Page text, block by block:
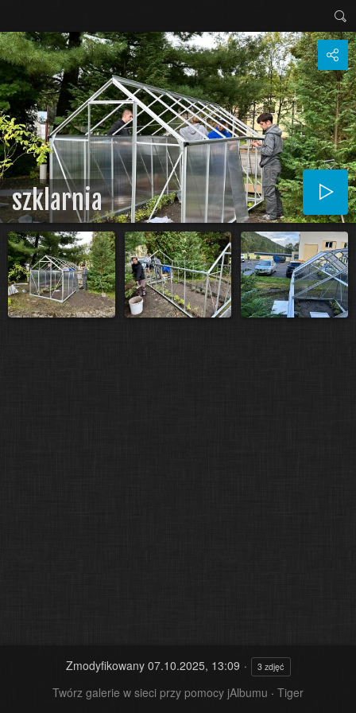
szklarnia
Zmodyfikowany07.10.2025, 13:09 3 zdjęć
Twórz galerie w sieci przy pomocy jAlbumu · Tiger